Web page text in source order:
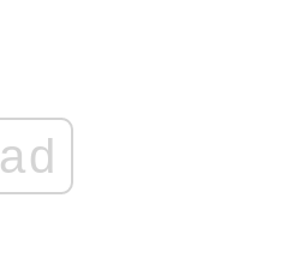
ad